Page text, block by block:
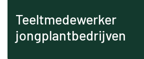
Teeltmedewerker
jongplantbedrijven